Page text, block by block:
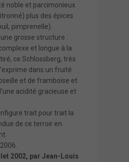
noble et parcimonieux
plus des épices
pimprenelle).
grosse structure :
et longue à la
ce Schlossberg, très
dans un fruité
et de framboise et
acidité gracieuse et
trait pour trait la
de ce terroir en
2002, par Jean-Louis